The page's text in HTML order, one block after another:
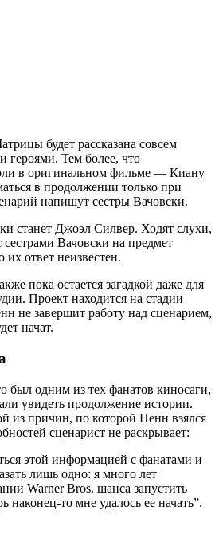
будет рассказана совсем
героями. Тем более, что
в оригинальном фильме — Киану
в продолжении только при
напишут сестры Вачовски.
станет Джоэл Силвер. Ходят слухи,
Вачовски на предмет
ответ неизвестен.
пока остается загадкой даже для
Проект находится на стадии
не завершит работу над сценарием,
начат.
был одним из тех фанатов киносаги,
увидеть продолжение истории.
из причин, по которой Пенн взялся
сценарист не раскрывает:
этой информацией с фанатами и
лишь одно: я много лет
Warner Bros. шанса запустить
наконец-то мне удалось ее начать”.